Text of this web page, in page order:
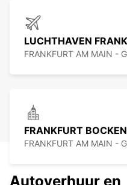
LUCHTHAVEN
FRANKFURT AM MAIN -
FRANKFURT
FRANKFURT AM MAIN -
Autoverhuur en